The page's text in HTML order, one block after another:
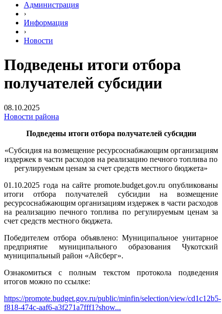
Администрация
›
Информация
›
Новости
Подведены итоги отбора
получателей субсидии
08.10.2025
Новости района
Подведены итоги отбора получателей субсидии
«Субсидия на возмещение ресурсоснабжающим организациям
издержек в части расходов на реализацию печного топлива по
регулируемым ценам за счет средств местного бюджета»
01.10.2025 года на сайте promote.budget.gov.ru опубликованы
итоги отбора получателей субсидии на возмещение
ресурсоснабжающим организациям издержек в части расходов
на реализацию печного топлива по регулируемым ценам за
счет средств местного бюджета.
Победителем отбора объявлено: Муниципальное унитарное
предприятие муниципального образования Чукотский
муниципальный район «Айсберг».
Ознакомиться с полным текстом протокола подведения
итогов можно по ссылке:
https://promote.budget.gov.ru/public/minfin/selection/view/cd1c12b5-
f818-474c-aaf6-a3f271a7fff1?show...